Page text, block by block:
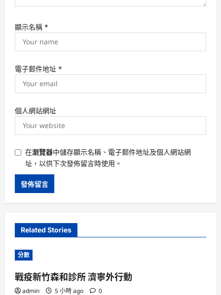
顯示名稱 *
電子郵件地址 *
個人網站網址
在瀏覽器中儲存顯示名稱、電子郵件地址及個人網站網
址，以供下次發佈留言時使用。
Related Stories
分數
戰疫新竹森和診所 濟寧外行動
admin 5 小時 ago 0